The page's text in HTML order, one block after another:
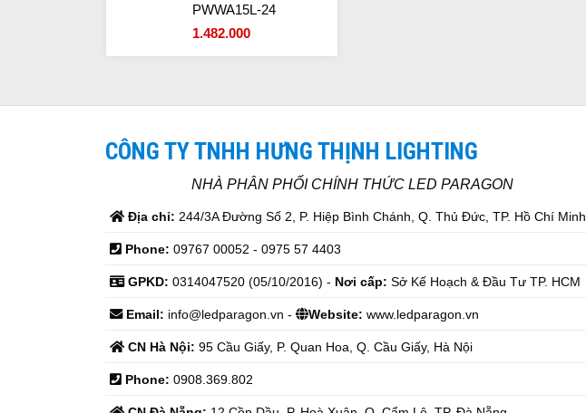
PWWA15L-24
1.482.000
CÔNG TY TNHH HƯNG THỊNH LIGHTING
NHÀ PHÂN PHỐI CHÍNH THỨC LED PARAGON
Địa chỉ: 244/3A Đường Số 2, P. Hiệp Bình Chánh, Q. Thủ Đức, TP. Hồ Chí Minh
Phone: 09767 00052 - 0975 57 4403
GPKD: 0314047520 (05/10/2016) - Nơi cấp: Sở Kế Hoạch & Đầu Tư TP. HCM
Email: info@ledparagon.vn - Website: www.ledparagon.vn
CN Hà Nội: 95 Cầu Giấy, P. Quan Hoa, Q. Cầu Giấy, Hà Nội
Phone: 0908.369.802